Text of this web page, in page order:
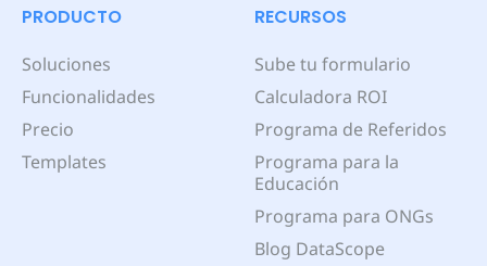
PRODUCTO
Soluciones
Funcionalidades
Precio
Templates
RECURSOS
Sube tu formulario
Calculadora ROI
Programa de Referidos
Programa para la
Educación
Programa para ONGs
Blog DataScope